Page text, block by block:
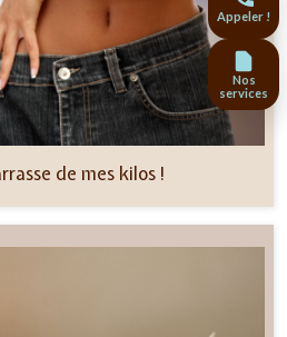
de mes kilos !
Appeler !
Nos
services